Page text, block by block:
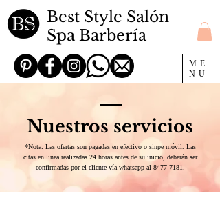
Best Style Salón
Spa Barbería
ME
NU
Nuestros servicios
*Nota: Las ofertas son pagadas en efectivo o sinpe móvil. Las
citas en linea realizadas 24 horas antes de su inicio, deberán ser
confirmadas por el cliente vía whatsapp al 8477-7181.